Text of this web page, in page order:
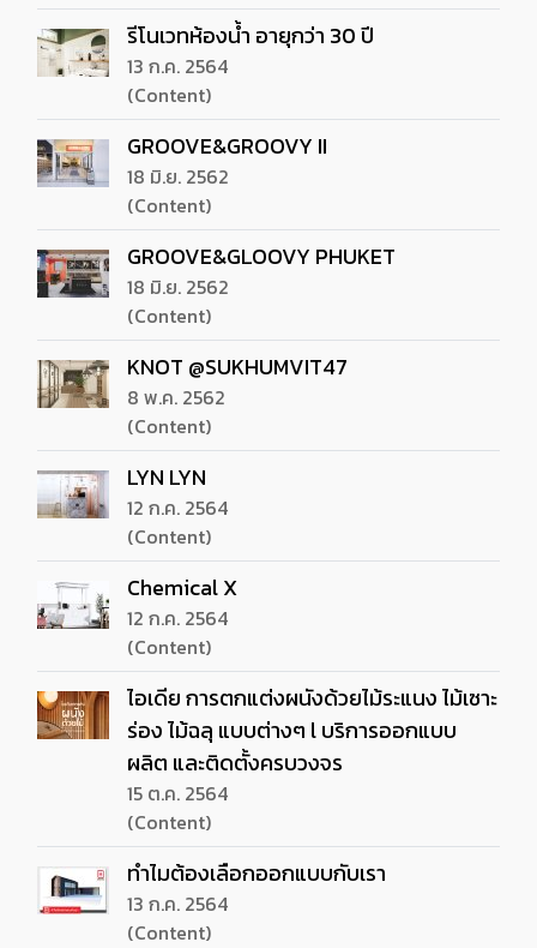
รีโนเวทห้องน้ำ อายุกว่า 30 ปี
13 ก.ค. 2564
(Content)
GROOVE&GROOVY II
18 มิ.ย. 2562
(Content)
GROOVE&GLOOVY PHUKET
18 มิ.ย. 2562
(Content)
KNOT @SUKHUMVIT47
8 พ.ค. 2562
(Content)
LYN LYN
12 ก.ค. 2564
(Content)
Chemical X
12 ก.ค. 2564
(Content)
ไอเดีย การตกแต่งผนังด้วยไม้ระแนง ไม้เซาะ
ร่อง ไม้ฉลุ แบบต่างๆ l บริการออกแบบ
ผลิต และติดตั้งครบวงจร
15 ต.ค. 2564
(Content)
ทำไมต้องเลือกออกแบบกับเรา
13 ก.ค. 2564
(Content)